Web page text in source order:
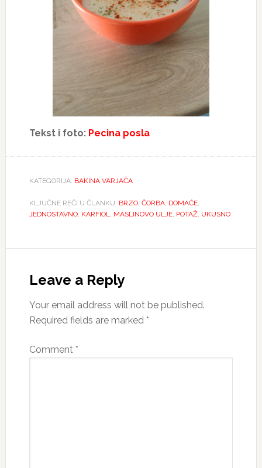
Tekst i foto: Pecina posla
KATEGORIJA: BAKINA VARJAČA
KLJUČNE REČI U ČLANKU: BRZO, ČORBA, DOMAĆE,
JEDNOSTAVNO, KARFIOL, MASLINOVO ULJE, POTAŽ, UKUSNO
Interactions
Leave a Reply
Your email address will not be published.
Required fields are marked *
Comment *